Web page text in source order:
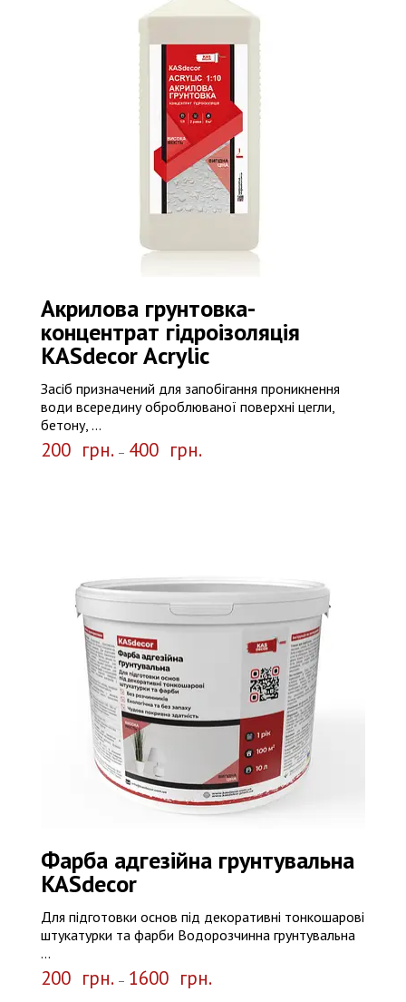
Акрилова грунтовка-
концентрат гідроізоляція
КASdecor Acrylic
Засіб призначений для запобігання проникнення
води всередину оброблюваної поверхні цегли,
бетону, ...
200 грн.– 400 грн.
Фарба адгезійна грунтувальна
KASdecor
Для підготовки основ під декоративні тонкошарові
штукатурки та фарби Водорозчинна грунтувальна
...
200 грн.– 1600 грн.